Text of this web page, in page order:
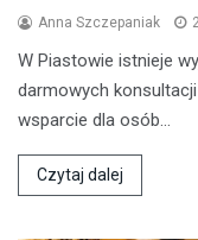
Anna Szczepaniak
W Piastowie istnieje
darmowych
wsparcie dla osób…
Czytaj dalej